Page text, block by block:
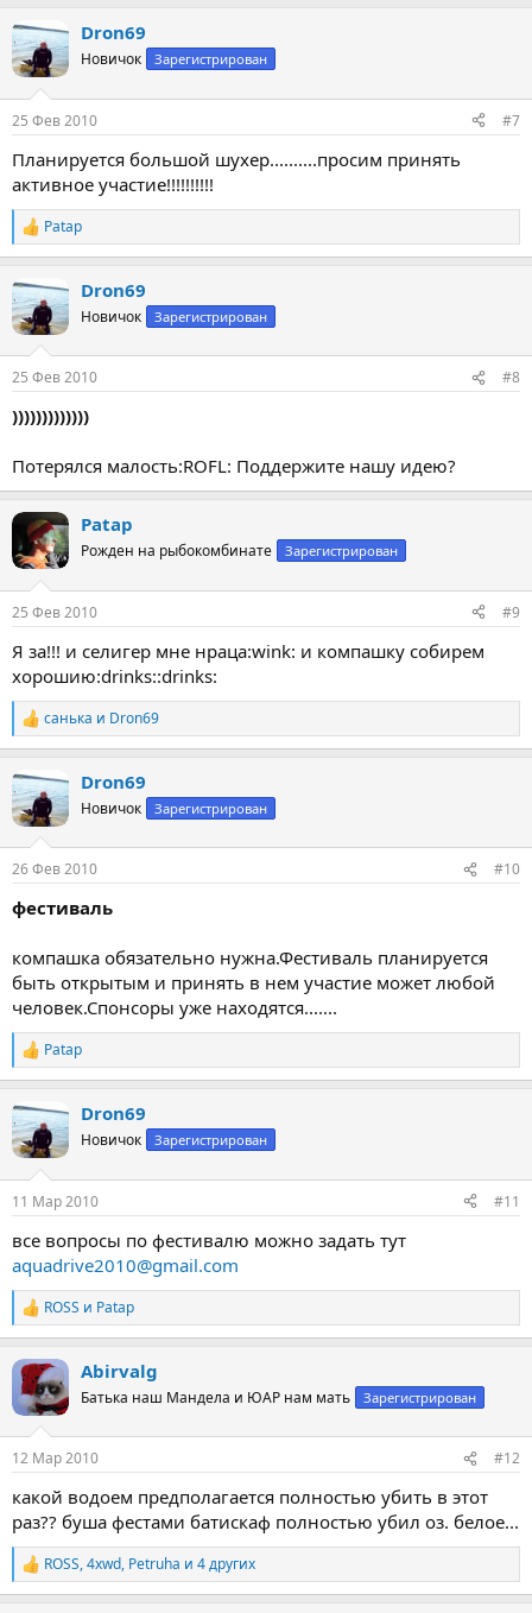
к
ц
и
Dron69
Новичок Зарегистрирован
25 Фев 2010 #7
Планируется большой шухер..........просим принять
активное участие!!!!!!!!!!
Р
е
к
ц
и
Patap
Dron69
Новичок Зарегистрирован
25 Фев 2010 #8
)))))))))))))
Потерялся малость:ROFL: Поддержите нашу идею?
Patap
Рожден на рыбокомбинате Зарегистрирован
25 Фев 2010 #9
Я за!!! и селигер мне нраца:wink: и компашку собирем
хорошию:drinks::drinks:
Р
е
к
ц
и
санька и Dron69
Dron69
Новичок Зарегистрирован
26 Фев 2010 #10
фестиваль
компашка обязательно нужна.Фестиваль планируется
быть открытым и принять в нем участие может любой
человек.Спонсоры уже находятся.......
Р
е
к
ц
и
Patap
Dron69
Новичок Зарегистрирован
11 Мар 2010 #11
все вопросы по фестивалю можно задать тут
aquadrive2010@gmail.com
Р
е
к
ц
и
ROSS и Patap
Abirvalg
Батька наш Мандела и ЮАР нам мать Зарегистрирован
12 Мар 2010 #12
какой водоем предполагается полностью убить в этот
раз?? буша фестами батискаф полностью убил оз. белое...
Р
е
ROSS,4xwd, Petruha и 4 других